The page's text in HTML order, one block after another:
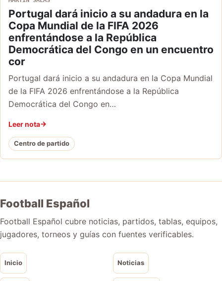
Portugal dará inicio a su andadura en la
Copa Mundial de la FIFA 2026
enfrentándose a la República
Democrática del Congo en un encuentro
cor
Portugal dará inicio a su andadura en la Copa Mundial
de la FIFA 2026 enfrentándose a la República
Democrática del Congo en…
Leer nota
Centro de partido
Football Español
Football Español cubre noticias, partidos, tablas, equipos,
jugadores, torneos y guías con fuentes verificables.
Inicio Noticias